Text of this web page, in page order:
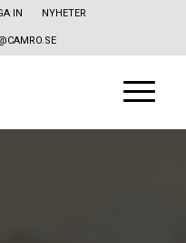
IN NYHETER